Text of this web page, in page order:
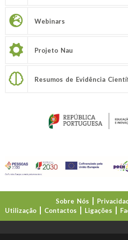
Webinars
Projeto Nau
Resumos de Evidência
Sobre Nós
Utilização
Contactos Ligações